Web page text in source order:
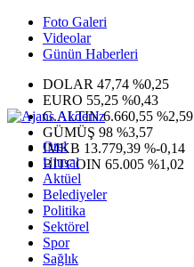
Foto Galeri
Videolar
Günün Haberleri
DOLAR 47,74 %0,25
EURO 55,25 %0,43
G.ALTIN6.660,55 %2,59
GÜMÜŞ 98 %3,57
IMKB 13.779,39 %-0,14
BITCOIN 65.005 %1,02
Otel
Ulusal
Aktüel
Belediyeler
Politika
Sektörel
Spor
Sağlık